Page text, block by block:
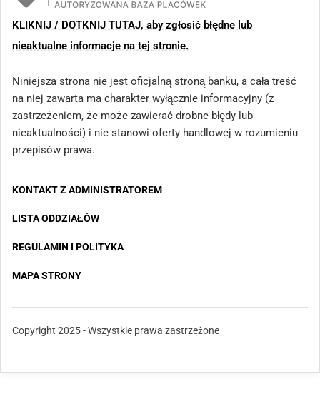
KLIKNIJ / DOTKNIJ TUTAJ, aby zgłosić błędne lub
nieaktualne informacje na tej stronie.
Niniejsza strona nie jest oficjalną stroną banku, a cała treść
na niej zawarta ma charakter wyłącznie informacyjny (z
zastrzeżeniem, że może zawierać drobne błędy lub
nieaktualności) i nie stanowi oferty handlowej w rozumieniu
przepisów prawa.
KONTAKT Z ADMINISTRATOREM
LISTA ODDZIAŁÓW
REGULAMIN I POLITYKA
MAPA STRONY
Copyright 2025 - Wszystkie prawa zastrzeżone